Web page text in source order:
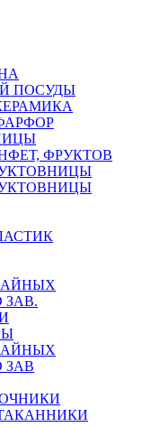
ПОСУДЫ
ФРУКТОВ
ЗАВ.
ЗАВ